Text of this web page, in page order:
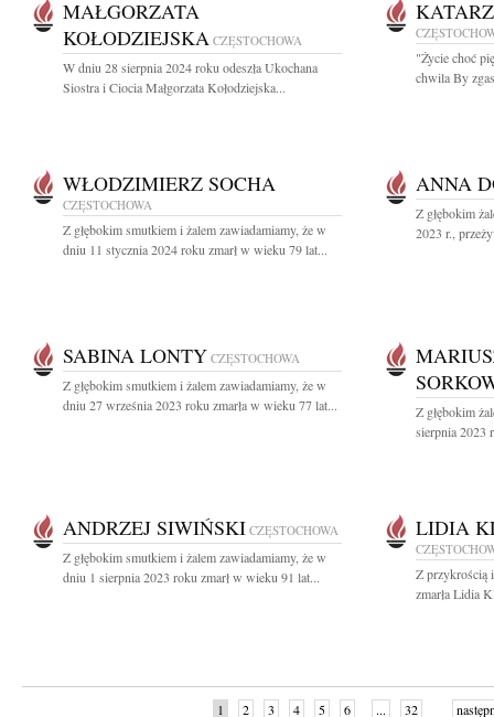
MAŁGORZATA
KOŁODZIEJSKA CZĘSTOCHOWA
W dniu 28 sierpnia 2024 roku odeszła Ukochana
Siostra i Ciocia Małgorzata Kołodziejska...
"Życie choć
chwila By
WŁODZIMIERZ SOCHA
CZĘSTOCHOWA
Z głębokim smutkiem i żalem zawiadamiamy, że w
dniu 11 stycznia 2024 roku zmarł w wieku 79 lat...
ANNA
Z głębokim
2023 r.,
SABINA LONTY CZĘSTOCHOWA
Z głębokim smutkiem i żalem zawiadamiamy, że w
dniu 27 września 2023 roku zmarła w wieku 77 lat...
Z głębokim
sierpnia 2023
ANDRZEJ SIWIŃSKI CZĘSTOCHOWA
Z głębokim smutkiem i żalem zawiadamiamy, że w
dniu 1 sierpnia 2023 roku zmarł w wieku 91 lat...
LIDIA
Z przykrością
zmarła Lidia
1 2 3 4 5 6 ... 32